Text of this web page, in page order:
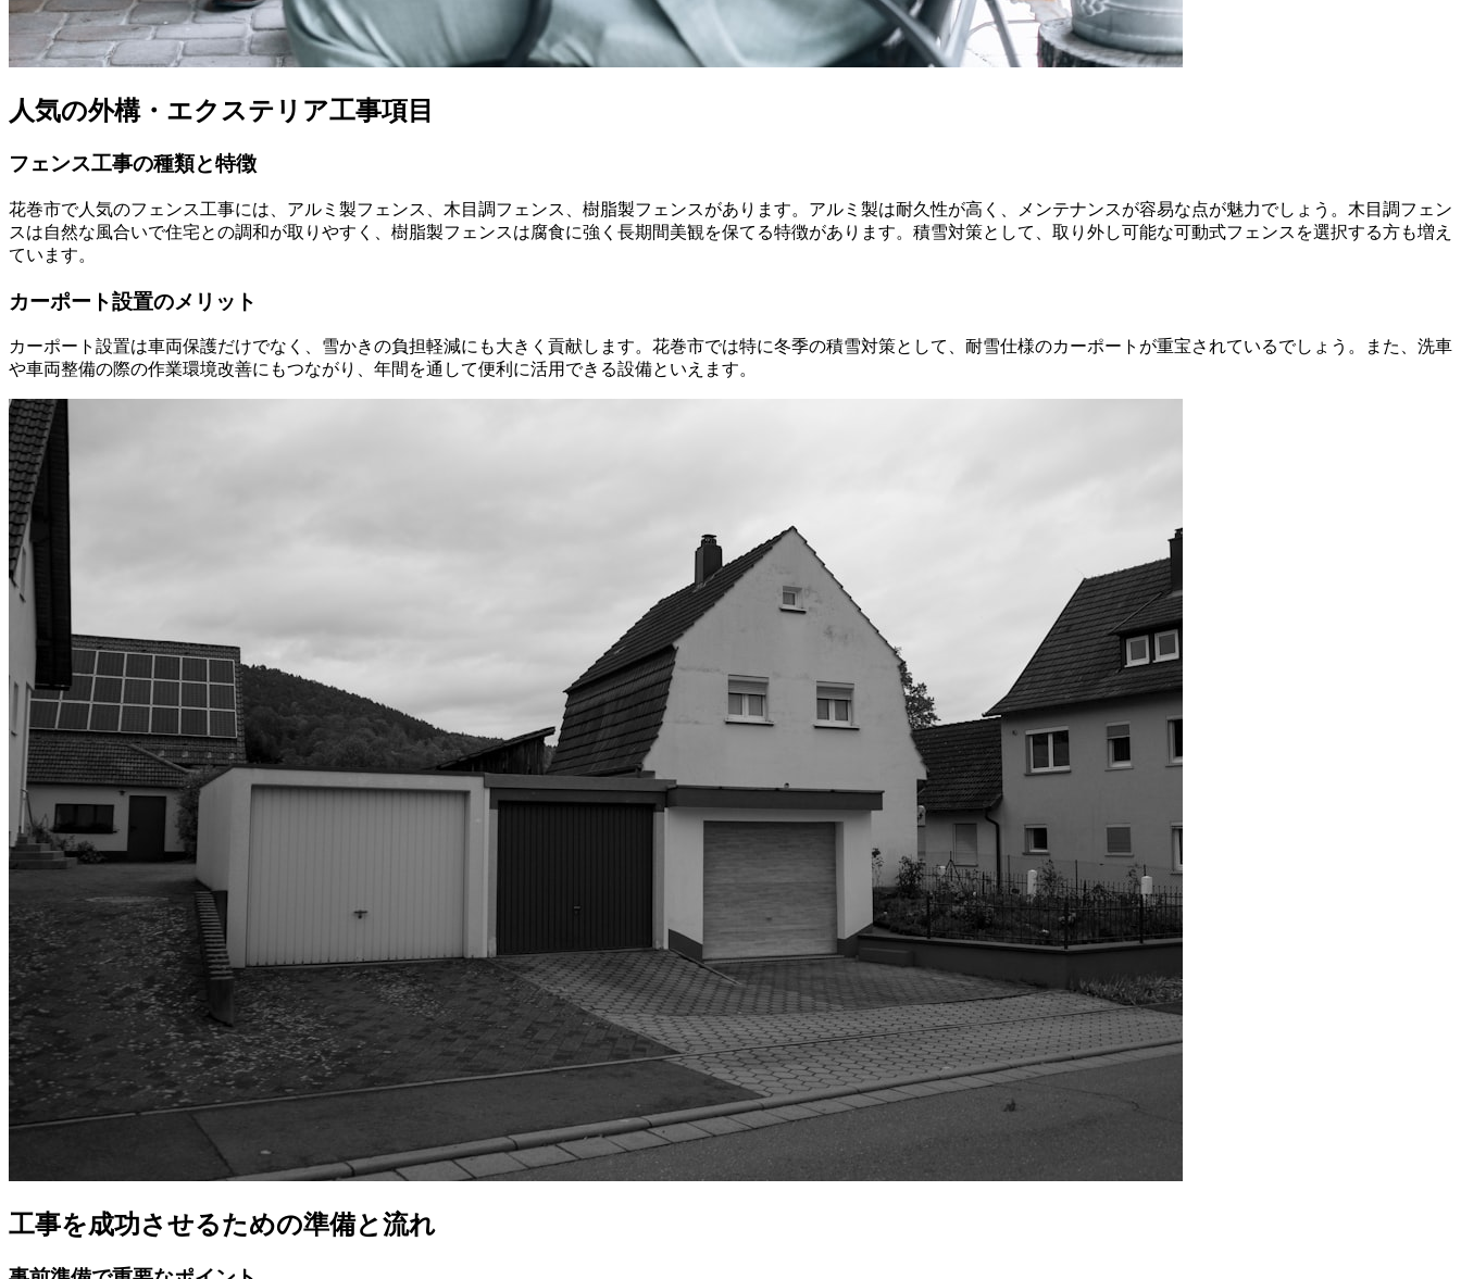
人気の外構・エクステリア工事項目
フェンス工事の種類と特徴
花巻市で人気のフェンス工事には、アルミ製フェンス、木目調フェンス、樹脂製フェンスがあります。アルミ製は耐久性が高く、メンテナンスが容易な点が魅力でしょう。木目調フェン
スは自然な風合いで住宅との調和が取りやすく、樹脂製フェンスは腐食に強く長期間美観を保てる特徴があります。積雪対策として、取り外し可能な可動式フェンスを選択する方も増え
ています。
カーポート設置のメリット
カーポート設置は車両保護だけでなく、雪かきの負担軽減にも大きく貢献します。花巻市では特に冬季の積雪対策として、耐雪仕様のカーポートが重宝されているでしょう。また、洗車
や車両整備の際の作業環境改善にもつながり、年間を通して便利に活用できる設備といえます。
工事を成功させるための準備と流れ